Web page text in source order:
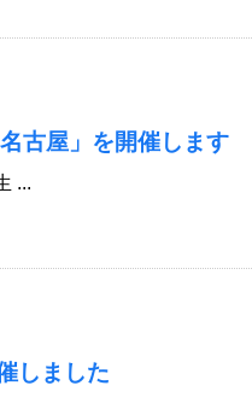
古屋」を開催します
...
しました